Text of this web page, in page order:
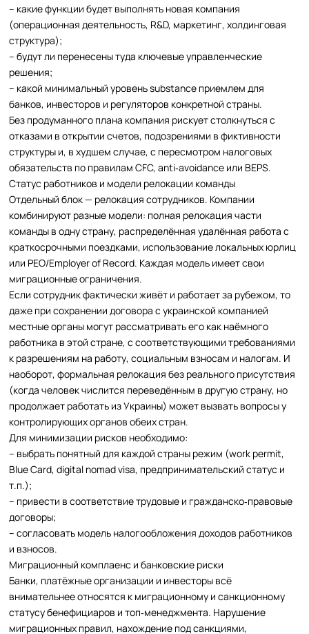
– какие функции будет выполнять новая компания
(операционная деятельность, R&D, маркетинг, холдинговая
структура);
– будут ли перенесены туда ключевые управленческие
решения;
– какой минимальный уровень substance приемлем для
банков, инвесторов и регуляторов конкретной страны.
Без продуманного плана компания рискует столкнуться с
отказами в открытии счетов, подозрениями в фиктивности
структуры и, в худшем случае, с пересмотром налоговых
обязательств по правилам CFC, anti‑avoidance или BEPS.
Статус работников и модели релокации команды
Отдельный блок — релокация сотрудников. Компании
комбинируют разные модели: полная релокация части
команды в одну страну, распределённая удалённая работа с
краткосрочными поездками, использование локальных юрлиц
или PEO/Employer of Record. Каждая модель имеет свои
миграционные ограничения.
Если сотрудник фактически живёт и работает за рубежом, то
даже при сохранении договора с украинской компанией
местные органы могут рассматривать его как наёмного
работника в этой стране, с соответствующими требованиями
к разрешениям на работу, социальным взносам и налогам. И
наоборот, формальная релокация без реального присутствия
(когда человек числится переведённым в другую страну, но
продолжает работать из Украины) может вызвать вопросы у
контролирующих органов обеих стран.
Для минимизации рисков необходимо:
– выбрать понятный для каждой страны режим (work permit,
Blue Card, digital nomad visa, предпринимательский статус и
т.п.);
– привести в соответствие трудовые и гражданско‑правовые
договоры;
– согласовать модель налогообложения доходов работников
и взносов.
Миграционный комплаенс и банковские риски
Банки, платёжные организации и инвесторы всё
внимательнее относятся к миграционному и санкционному
статусу бенефициаров и топ‑менеджмента. Нарушение
миграционных правил, нахождение под санкциями,